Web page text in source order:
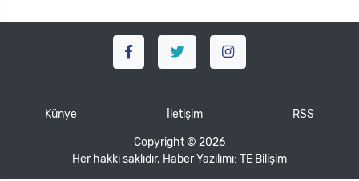
Künye İletişim RSS
Copyright © 2026
Her hakkı saklıdır. Haber Yazılımı: TE Bilişim